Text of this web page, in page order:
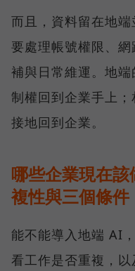
而且，資料留在地
要處理帳號權限、
補與日常維運。地
制權回到企業手上
接地回到企業。
哪些企業現在
複性與三個條件
能不能導入地端 AI
看工作是否重複，以